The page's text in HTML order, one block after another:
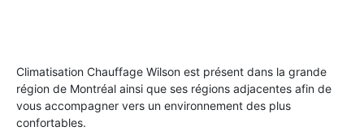
Climatisation Chauffage Wilson est présent dans la grande
région de Montréal ainsi que ses régions adjacentes afin de
vous accompagner vers un environnement des plus
confortables.